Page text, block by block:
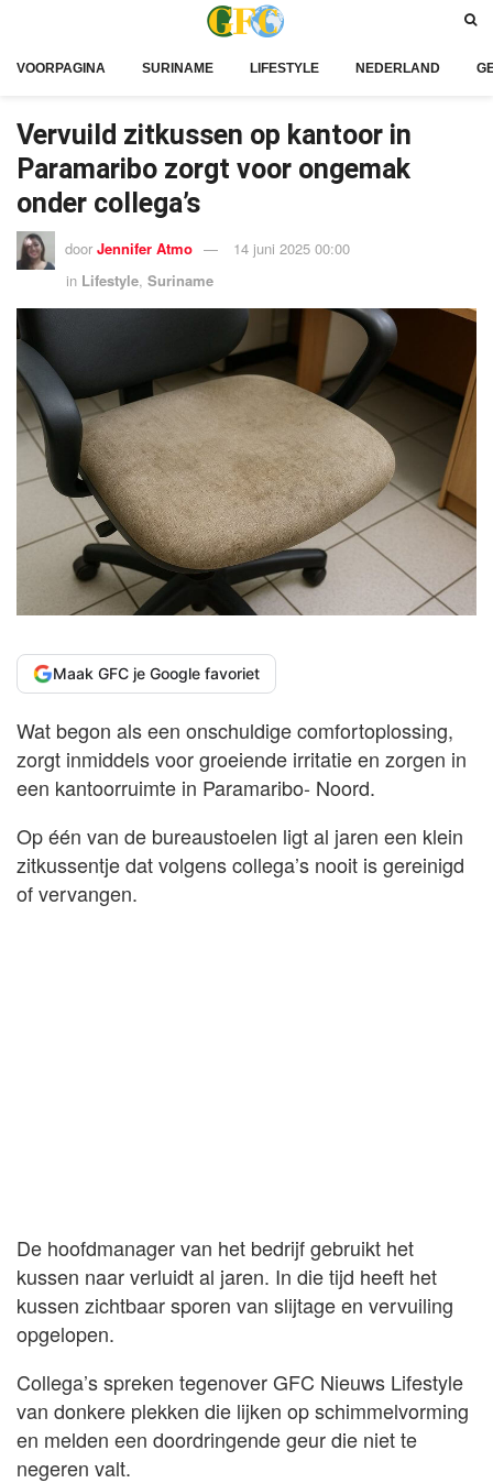
VOORPAGINA SURINAME LIFESTYLE NEDERLAND
Vervuild zitkussen op kantoor in
Paramaribo zorgt voor ongemak
onder collega’s
door Jennifer Atmo
14 juni 2025 00:00
in Lifestyle, Suriname
Maak GFC je Google favoriet
Wat begon als een onschuldige comfortoplossing,
zorgt inmiddels voor groeiende irritatie en zorgen in
een kantoorruimte in Paramaribo- Noord.
Op één van de bureaustoelen ligt al jaren een klein
zitkussentje dat volgens collega’s nooit is gereinigd
of vervangen.
De hoofdmanager van het bedrijf gebruikt het
kussen naar verluidt al jaren. In die tijd heeft het
kussen zichtbaar sporen van slijtage en vervuiling
opgelopen.
Collega’s spreken tegenover GFC Nieuws Lifestyle
van donkere plekken die lijken op schimmelvorming
en melden een doordringende geur die niet te
negeren valt.